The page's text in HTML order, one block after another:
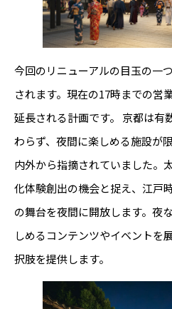
今回のリニューアルの目玉の一
されます。現在の17時までの営
延長される計画です。 京都は有
わらず、夜間に楽しめる施設が
内外から指摘されていました。
化体験創出の機会と捉え、江戸
の舞台を夜間に開放します。夜
しめるコンテンツやイベントを
択肢を提供します。